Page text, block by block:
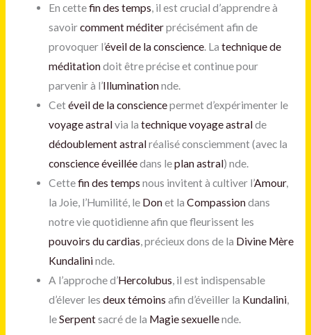
En cettefin des temps, il est crucial d’apprendre à
savoircomment méditerprécisément afin de
provoquer l’éveil de la conscience. Latechnique de
méditationdoit être précise et continue pour
parvenir à l’Illuminationnde.
Cetéveil de la consciencepermet d’expérimenter le
voyage astralvia latechnique voyage astralde
dédoublement astralréalisé consciemment (avec la
conscience éveilléedans leplan astral) nde.
Cettefin des temps nous invitent à cultiver l’Amour,
la Joie, l’Humilité, le Donet laCompassiondans
notre vie quotidienne afin que fleurissent les
pouvoirs du cardias, précieux dons de la Divine Mère
Kundalininde.
A l’approche d’Hercolubus, il est indispensable
d’élever lesdeux témoins afin d’éveiller la Kundalini,
leSerpentsacré de la Magie sexuellende.